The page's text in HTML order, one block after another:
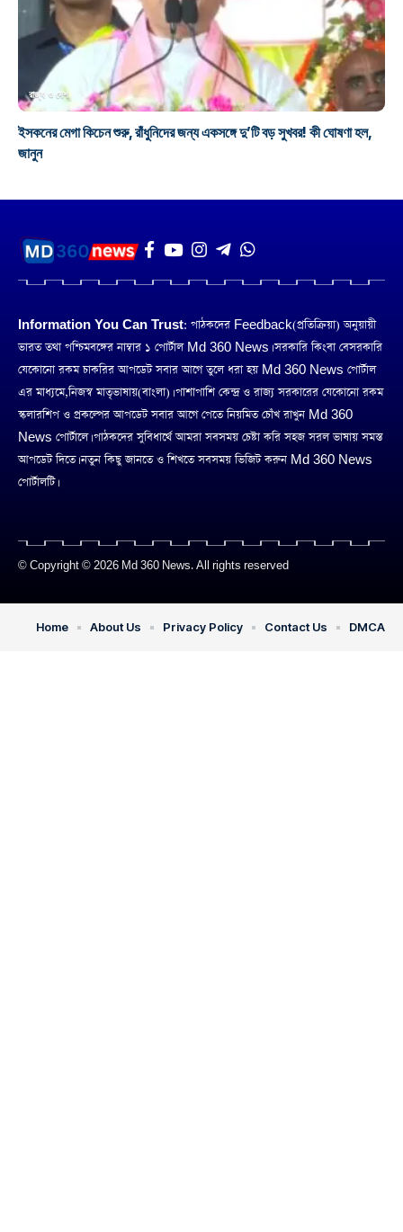
রাজ্য ও দেশ
ইসকনের মেগা কিচেন শুরু, রাঁধুনিদের জন্য একসঙ্গে দু’টি বড় সুখবর! কী ঘোষণা হল,
জানুন
Information You Can Trust: পাঠকদের Feedback(প্রতিক্রিয়া) অনুয়ায়ী
ভারত তথা পশ্চিমবঙ্গের নাম্বার ১ পোর্টাল Md 360 News। সরকারি কিংবা বেসরকারি
যেকোনো রকম চাকরির আপডেট সবার আগে তুলে ধরা হয় Md 360 News পোর্টাল
এর মাধ্যমে,নিজস্ব মাতৃভাষায়(বাংলা)। পাশাপাশি কেন্দ্র ও রাজ্য সরকারের যেকোনো রকম
স্কলারশিপ ও প্রকল্পের আপডেট সবার আগে পেতে নিয়মিত চোঁখ রাখুন Md 360
News পোর্টালে। পাঠকদের সুবিধার্থে আমরা সবসময় চেষ্টা করি সহজ সরল ভাষায় সমস্ত
আপডেট দিতে। নতুন কিছু জানতে ও শিখতে সবসময় ভিজিট করুন Md 360 News
পোর্টালটি।
© Copyright © 2026 Md 360 News. All rights reserved
Home About Us Privacy Policy Contact Us DMCA